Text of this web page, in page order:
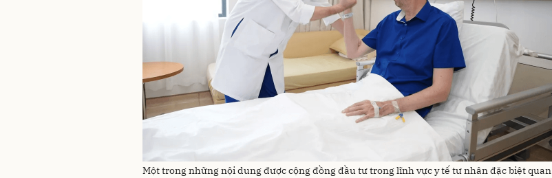
Một trong những nội dung được cộng đồng đầu tư trong lĩnh vực y tế tư nhân đặc biệt quan